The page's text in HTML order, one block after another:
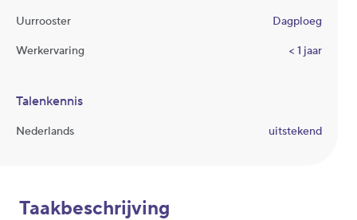
Uurrooster Dagploeg
Werkervaring < 1 jaar
Talenkennis
Nederlands uitstekend
Taakbeschrijving